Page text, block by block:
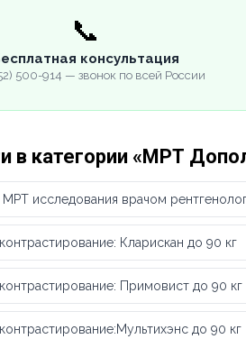
📞
консультация
500-914 — звонок по всей России
в категории «МРТ
исследования врачом
Кларискан до 90 кг
Примовист до 90 кг
до 90 кг